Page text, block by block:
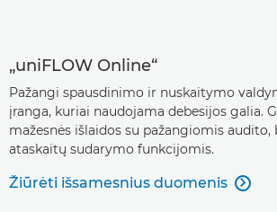
„uniFLOW Online“
Pažangi spausdinimo ir nuskaitymo
įranga, kuriai naudojama debesijos galia.
mažesnės išlaidos su pažangiomis audito,
ataskaitų sudarymo funkcijomis.
Žiūrėti išsamesnius duomenis 